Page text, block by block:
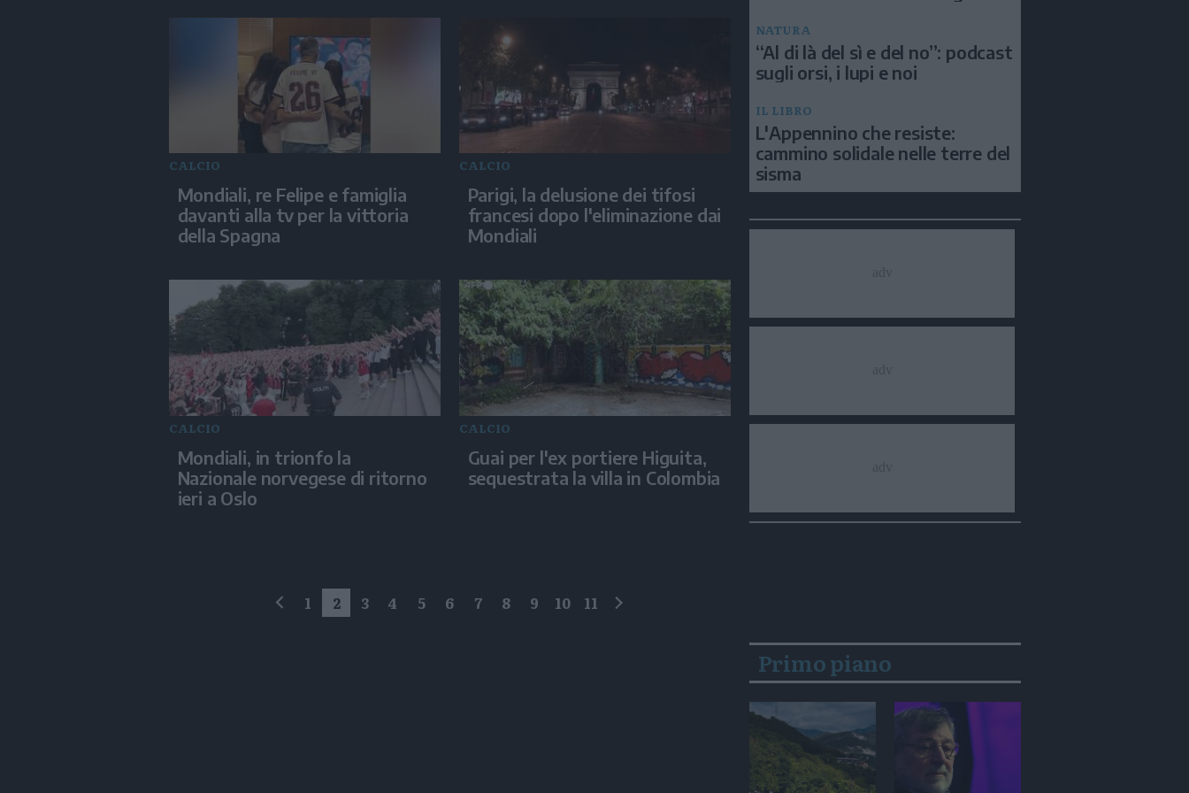
CALCIO
Mondiali, re Felipe e famiglia
davanti alla tv per la vittoria
della Spagna
CALCIO
Parigi, la delusione dei tifosi
francesi dopo l'eliminazione dai
Mondiali
CALCIO
Mondiali, in trionfo la
Nazionale norvegese di ritorno
ieri a Oslo
CALCIO
Guai per l'ex portiere Higuita,
sequestrata la villa in Colombia
precedente
1 2 3 4 5 6 7 8 9 10 11
NATURA
“Al di là del sì e del no”: podcast
sugli orsi, i lupi e noi
IL LIBRO
L'Appennino che resiste:
cammino solidale nelle terre del
sisma
Primo piano